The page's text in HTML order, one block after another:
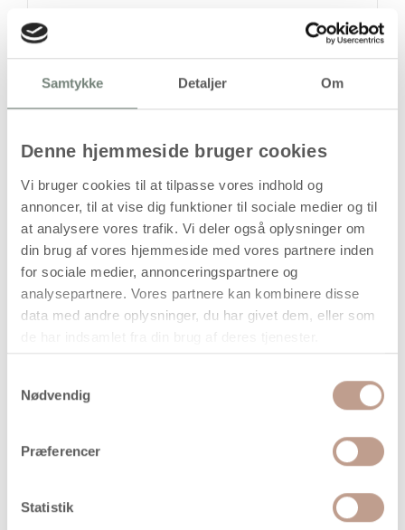
Samtykke Detaljer Om
Denne hjemmeside bruger cookies
Vi bruger cookies til at tilpasse vores indhold og
annoncer, til at vise dig funktioner til sociale medier og til
at analysere vores trafik. Vi deler også oplysninger om
din brug af vores hjemmeside med vores partnere inden
for sociale medier, annonceringspartnere og
analysepartnere. Vores partnere kan kombinere disse
data med andre oplysninger, du har givet dem, eller som
Nødvendig
Præferencer
Statistik
1 stk 27,94 kr.
Leveringsomkostninger
Læg i kurven
Din bestilling er først bindende,
når vi har bekræftet din ordre.
Levering: 1-3 hverdage
Glasperler af klar og gennemfarvet krystal. Leveres på